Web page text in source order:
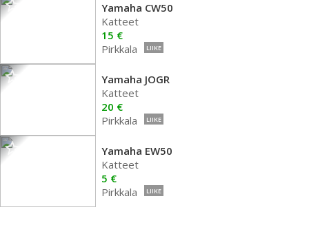
Yamaha CW50
Katteet
15 €
Pirkkala
LIIKE
Yamaha JOGR
Katteet
20 €
Pirkkala
LIIKE
Yamaha EW50
Katteet
5 €
Pirkkala
LIIKE